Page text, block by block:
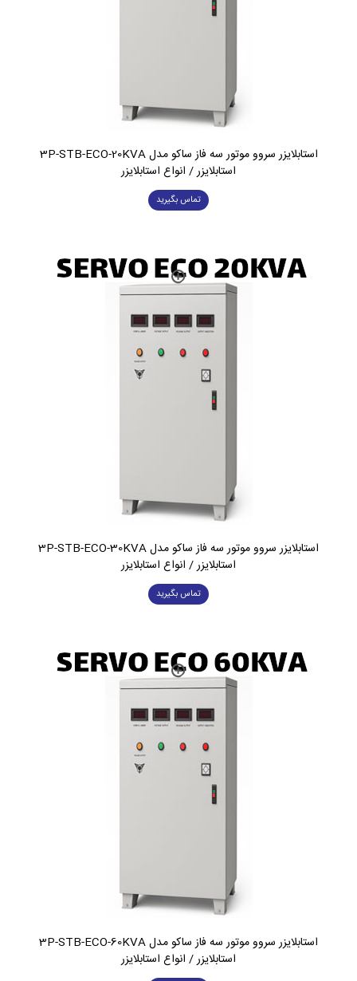
استابلایزر سروو موتور سه فاز ساکو مدل 3P-STB-ECO-20KVA
استابلایزر / انواع استابلایزر
تماس بگیرید
استابلایزر سروو موتور سه فاز ساکو مدل 3P-STB-ECO-30KVA
استابلایزر / انواع استابلایزر
تماس بگیرید
استابلایزر سروو موتور سه فاز ساکو مدل 3P-STB-ECO-60KVA
استابلایزر / انواع استابلایزر